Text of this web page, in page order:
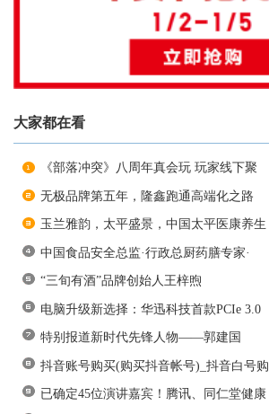
大家都在看
《部落冲突》八周年真会玩 玩家线下聚
无极品牌第五年，隆鑫跑通高端化之路
玉兰雅韵，太平盛景，中国太平医康养生
中国食品安全总监·行政总厨药膳专家·
“三旬有酒”品牌创始人王梓煦
电脑升级新选择：华迅科技首款PCIe 3.0
特别报道新时代先锋人物——郭建国
抖音账号购买(购买抖音帐号)_抖音白号购
已确定45位演讲嘉宾！腾讯、同仁堂健康